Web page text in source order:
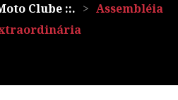
Clube ::. > Assembléia